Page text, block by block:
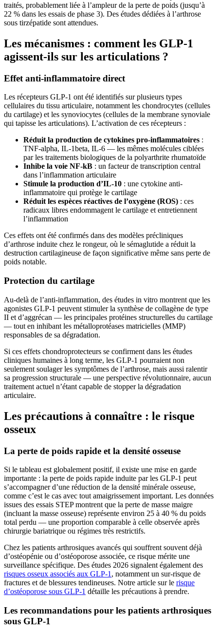
traités, probablement liée à l’ampleur de la perte de poids (jusqu’à
22 % dans les essais de phase 3). Des études dédiées à l’arthrose
sous tirzépatide sont attendues.
Les mécanismes : comment les GLP-1
agissent-ils sur les articulations ?
Effet anti-inflammatoire direct
Les récepteurs GLP-1 ont été identifiés sur plusieurs types
cellulaires du tissu articulaire, notamment les chondrocytes (cellules
du cartilage) et les synoviocytes (cellules de la membrane synoviale
qui tapisse les articulations). L’activation de ces récepteurs :
Réduit la production de cytokines pro-inflammatoires :
TNF-alpha, IL-1beta, IL-6 — les mêmes molécules ciblées
par les traitements biologiques de la polyarthrite rhumatoïde
Inhibe la voie NF-kB : un facteur de transcription central
dans l’inflammation articulaire
Stimule la production d’IL-10 : une cytokine anti-
inflammatoire qui protège le cartilage
Réduit les espèces réactives de l’oxygène (ROS) : ces
radicaux libres endommagent le cartilage et entretiennent
l’inflammation
Ces effets ont été confirmés dans des modèles précliniques
d’arthrose induite chez le rongeur, où le sémaglutide a réduit la
destruction cartilagineuse de façon significative même sans perte de
poids notable.
Protection du cartilage
Au-delà de l’anti-inflammation, des études in vitro montrent que les
agonistes GLP-1 peuvent stimuler la synthèse de collagène de type
II et d’aggrécan — les principales protéines structurelles du cartilage
— tout en inhibant les métalloprotéases matricielles (MMP)
responsables de sa dégradation.
Si ces effets chondroprotecteurs se confirment dans les études
cliniques humaines à long terme, les GLP-1 pourraient non
seulement soulager les symptômes de l’arthrose, mais aussi ralentir
sa progression structurale — une perspective révolutionnaire, aucun
traitement actuel n’étant capable de stopper la dégradation
articulaire.
Les précautions à connaître : le risque
osseux
La perte de poids rapide et la densité osseuse
Si le tableau est globalement positif, il existe une mise en garde
importante : la perte de poids rapide induite par les GLP-1 peut
s’accompagner d’une réduction de la densité minérale osseuse,
comme c’est le cas avec tout amaigrissement important. Les données
issues des essais STEP montrent que la perte de masse maigre
(incluant la masse osseuse) représente environ 25 à 40 % du poids
total perdu — une proportion comparable à celle observée après
chirurgie bariatrique ou régimes très restrictifs.
Chez les patients arthrosiques avancés qui souffrent souvent déjà
d’ostéopénie ou d’ostéoporose associée, ce risque mérite une
surveillance spécifique. Des études 2026 signalent également des
risques osseux associés aux GLP-1, notamment un sur-risque de
fractures et de blessures tendineuses. Notre article sur le risque
d’ostéoporose sous GLP-1 détaille les précautions à prendre.
Les recommandations pour les patients arthrosiques
sous GLP-1